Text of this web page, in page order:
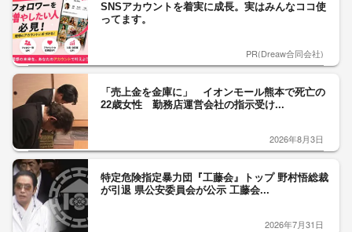
SNSアカウントを着実に成長。実はみんなココ使
ってます。
PR(Dreaw合同会社)
「売上金を金庫に」 イオンモール熊本で死亡の
22歳女性 勤務店運営会社の指示受け...
2026年8月3日
特定危険指定暴力団『工藤会』トップ 野村悟総裁
が引退 県公安委員会が公示 工藤会...
2026年7月31日